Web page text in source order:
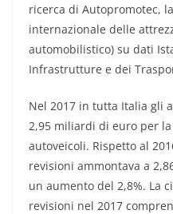
ricerca di Autopromotec,
internazionale delle
automobilistico) su dati
Infrastrutture e dei
Nel 2017 in tutta Italia gli
2,95 miliardi di euro per
autoveicoli. Rispetto al
revisioni ammontava a
un aumento del 2,8%. La
revisioni nel 2017